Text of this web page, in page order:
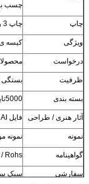
چسب
چاپ چاپ 3 رنگ (قبل می گیرید 1 رنگ)
ویژگی کیسه ی
درخواست
ظرفیت بستگی
بسته بندی 5000تایی در یک کارتن اصلی با پوشش فیلم پلاستیکی
آثار هنری / طراحی فایل AI با وضوح بالا یا PDF یا CDR یا EPS
نمونه نمونه
گواهینامه Rohs
سفارشی
سبک